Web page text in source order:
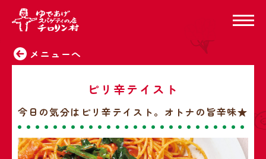
メニューへ
ピリ辛テイスト
今日の気分はピリ辛テイスト。オトナの旨辛味★